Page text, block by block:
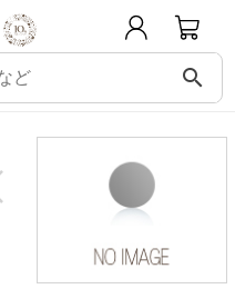
search
グリーンファントムクォーツと相性の